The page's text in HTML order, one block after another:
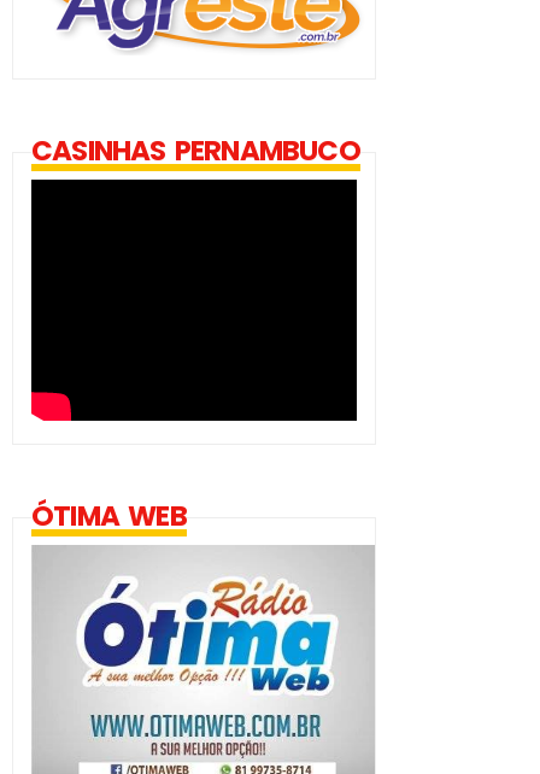
CASINHAS PERNAMBUCO
ÓTIMA WEB